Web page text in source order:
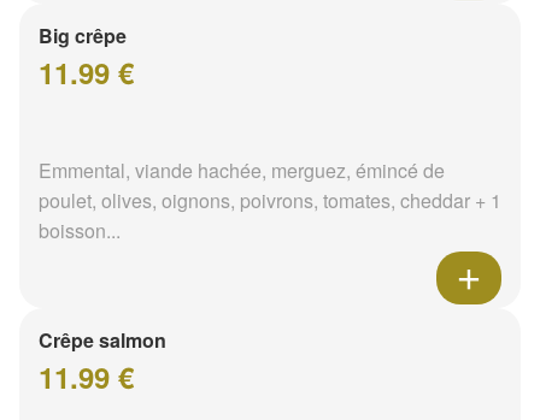
Big crêpe
11.99 €
Emmental, viande hachée, merguez, émincé de
poulet, olives, oignons, poivrons, tomates, cheddar + 1
boisson...
Crêpe salmon
11.99 €